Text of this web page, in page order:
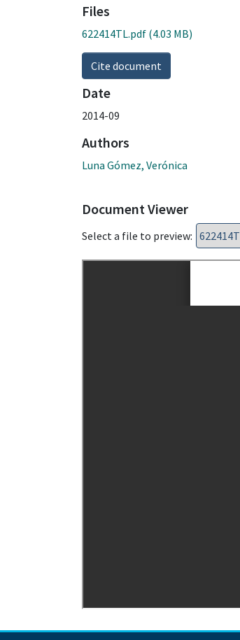
Files
622414TL.pdf (4.03 MB)
Cite document
Date
2014-09
Authors
Luna Gómez, Verónica
Document Viewer
Select a file to preview: